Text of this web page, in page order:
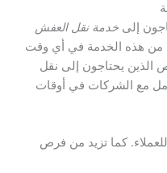
إلى خدمة نقل العفش
من هذه الخدمة في أي وقت
الذين يحتاجون إلى نقل
مع الشركات في أوقات
كما تزيد من فرص